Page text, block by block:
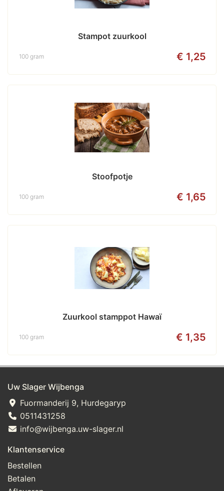
Stampot zuurkool
€ 1,25
100 gram
Stoofpotje
€ 1,65
100 gram
Zuurkool stamppot Hawaï
€ 1,35
100 gram
Uw Slager Wijbenga
Fuormanderij 9, Hurdegaryp
0511431258
info@wijbenga.uw-slager.nl
Klantenservice
Bestellen
Betalen